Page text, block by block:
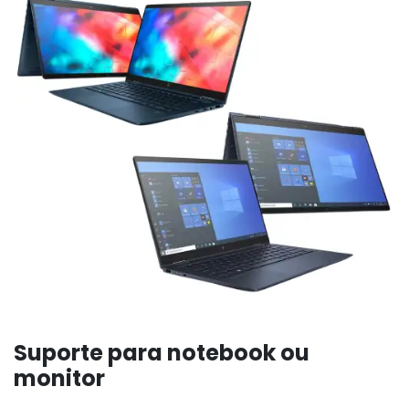
Suporte para notebook ou
monitor